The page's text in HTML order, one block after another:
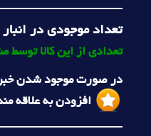
تعداد موجودی در
تعدادی از این کالا
در صورت موجود شدن
افزودن به علاقه